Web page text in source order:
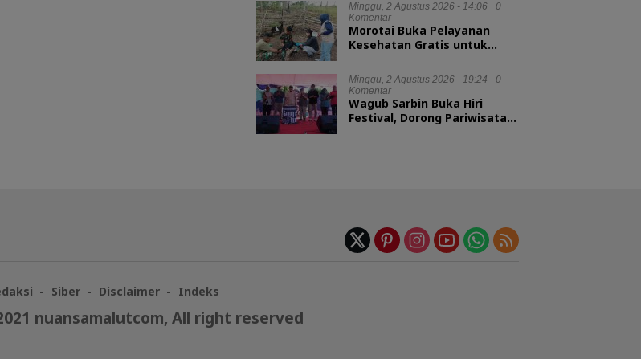
Minggu, 2 Agustus 2026 - 14:06
0
Komentar
Morotai Buka Pelayanan
Kesehatan Gratis untuk
Minggu, 2 Agustus 2026 - 19:24
0
Komentar
Wagub Sarbin Buka Hiri
Festival, Dorong Pariwisata
Siber Disclaimer Indeks
nuansamalutcom, All right reserved